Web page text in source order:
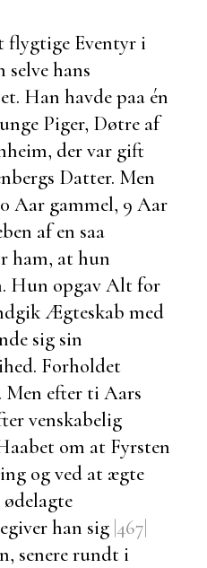
flygtige Eventyr i
hans
Han havde paa én
Piger, Døtre af
, der var gift
Datter. Men
Aar gammel, 9 Aar
af en saa
ham, at hun
Hun opgav Alt for
Ægteskab med
sig sin
Forholdet
efter ti Aars
venskabelig
om at Fyrsten
og ved at ægte
han sig |467|
, senere rundt i